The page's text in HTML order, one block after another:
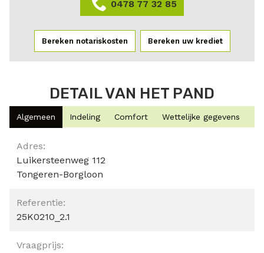
0478 77 32 85
Bereken notariskosten Bereken uw krediet
DETAIL VAN HET PAND
Algemeen Indeling Comfort Wettelijke gegevens
Algemeen
Adres:
Luikersteenweg 112
Tongeren-Borgloon
Referentie:
25K0210_2.1
Vraagprijs: